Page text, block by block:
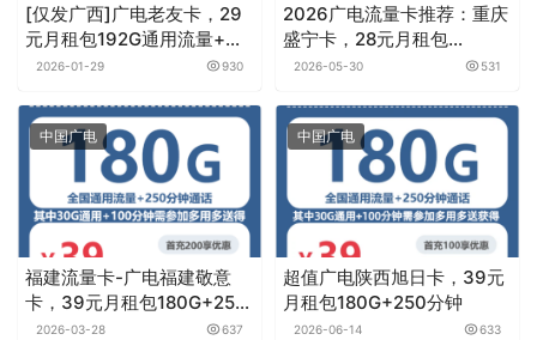
[仅发广西]广电老友卡，29
元月租包192G通用流量+通
话0.15元月租/分钟
2026-01-29 930
2026广电流量卡推荐：重庆
盛宁卡，28元月租包
350G+200分钟
2026-05-30 531
中国广电
福建流量卡-广电福建敬意
卡，39元月租包180G+250
分钟
2026-03-28 637
中国广电
超值广电陕西旭日卡，39元
月租包180G+250分钟
2026-06-14 633